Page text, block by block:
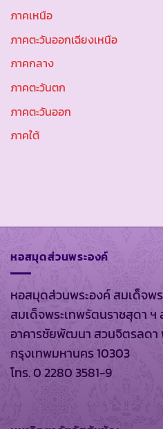
ภาคเหนือ
ภาคตะวันออกเฉียงเหนือ
ภาคกลาง
ภาคตะวันตก
ภาคตะวันออก
ภาคใต้
หอสมุดส่วนพระองค์
หอสมุดส่วนพระองค์ สมเด็จพร
สมเด็จพระเทพรัตนราชสุดา ฯ
อาคารชัยพัฒนา สวนจิตรลดา
กรุงเทพมหานคร 10303
โทร. 0 2280 3581-9